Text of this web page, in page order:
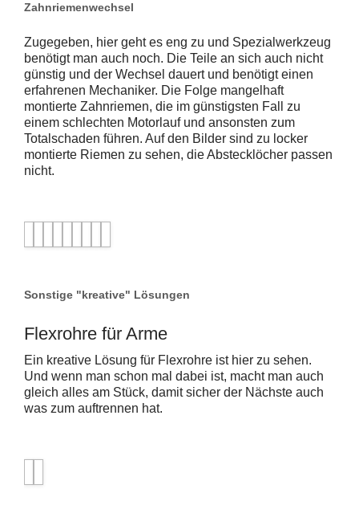
Zahnriemenwechsel
Zugegeben, hier geht es eng zu und Spezialwerkzeug
benötigt man auch noch. Die Teile an sich auch nicht
günstig und der Wechsel dauert und benötigt einen
erfahrenen Mechaniker. Die Folge mangelhaft
montierte Zahnriemen, die im günstigsten Fall zu
einem schlechten Motorlauf und ansonsten zum
Totalschaden führen. Auf den Bilder sind zu locker
montierte Riemen zu sehen, die Abstecklöcher passen
nicht.
Sonstige "kreative" Lösungen
Flexrohre für Arme
Ein kreative Lösung für Flexrohre ist hier zu sehen.
Und wenn man schon mal dabei ist, macht man auch
gleich alles am Stück, damit sicher der Nächste auch
was zum auftrennen hat.